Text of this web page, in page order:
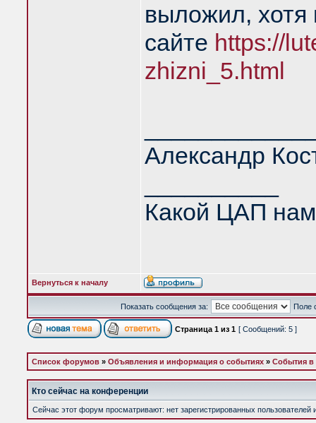
выложил, хотя
сайте https://
zhizni_5.html
Александр
Какой ЦАП
Вернуться к началу
Показать сообщения за: Поле
Страница 1 из 1 [ Сообщений: 5 ]
Список форумов » Объявления и информация о событиях » События в
Кто сейчас на конференции
Сейчас этот форум просматривают: нет зарегистрированных пользователей